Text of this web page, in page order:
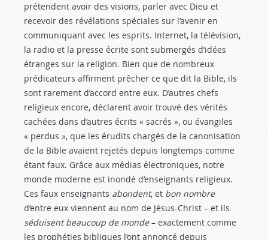
prétendent avoir des visions, parler avec Dieu et
recevoir des révélations spéciales sur l’avenir en
communiquant avec les esprits. Internet, la télévision,
la radio et la presse écrite sont submergés d’idées
étranges sur la religion. Bien que de nombreux
prédicateurs affirment prêcher ce que dit la Bible, ils
sont rarement d’accord entre eux. D’autres chefs
religieux encore, déclarent avoir trouvé des vérités
cachées dans d’autres écrits « sacrés », ou évangiles
« perdus », que les érudits chargés de la canonisation
de la Bible avaient rejetés depuis longtemps comme
étant faux. Grâce aux médias électroniques, notre
monde moderne est inondé d’enseignants religieux.
Ces faux enseignants abondent, et bon nombre
d’entre eux viennent au nom de Jésus-Christ – et ils
séduisent beaucoup de monde– exactement comme
les prophéties bibliques l’ont annoncé depuis